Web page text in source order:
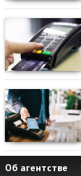
Об агентстве